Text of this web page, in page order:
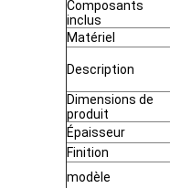
Composants
inclus
Matériel
Description
Dimensions de
produit
Épaisseur
Finition
modèle